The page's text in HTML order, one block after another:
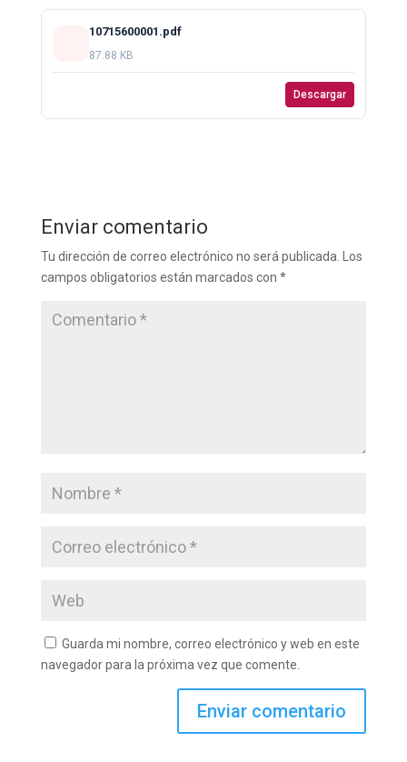
10715600001.pdf
87.88 KB
Descargar
Enviar comentario
Tu dirección de correo electrónico no será publicada.
Los
campos obligatorios están marcados con *
Guarda mi nombre, correo electrónico y web en este
navegador para la próxima vez que comente.